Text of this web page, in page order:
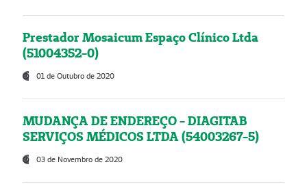
Prestador Mosaicum Espaço Clínico Ltda
(51004352-0)
01 de Outubro de 2020
MUDANÇA DE ENDEREÇO - DIAGITAB
SERVIÇOS MÉDICOS LTDA (54003267-5)
03 de Novembro de 2020